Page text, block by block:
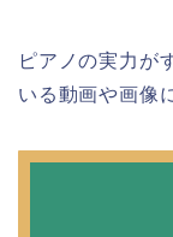
ピアノの実力が
いる動画や画像